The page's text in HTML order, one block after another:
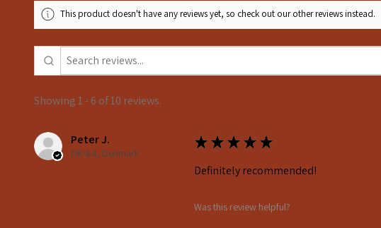
This product doesn't have any reviews yet, so check out our other reviews instead.
Showing 1 - 6 of 10 reviews.
Peter J.
DK-84, Denmark
★★★★★
Definitely recommended!
Was this review helpful?